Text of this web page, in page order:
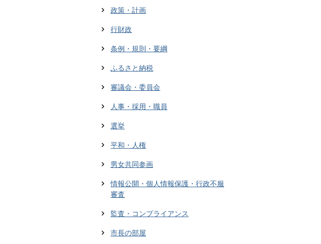
政策・計画
行財政
条例・規則・要綱
ふるさと納税
審議会・委員会
人事・採用・職員
選挙
平和・人権
男女共同参画
情報公開・個人情報保護・行政不服
審査
監査・コンプライアンス
市長の部屋